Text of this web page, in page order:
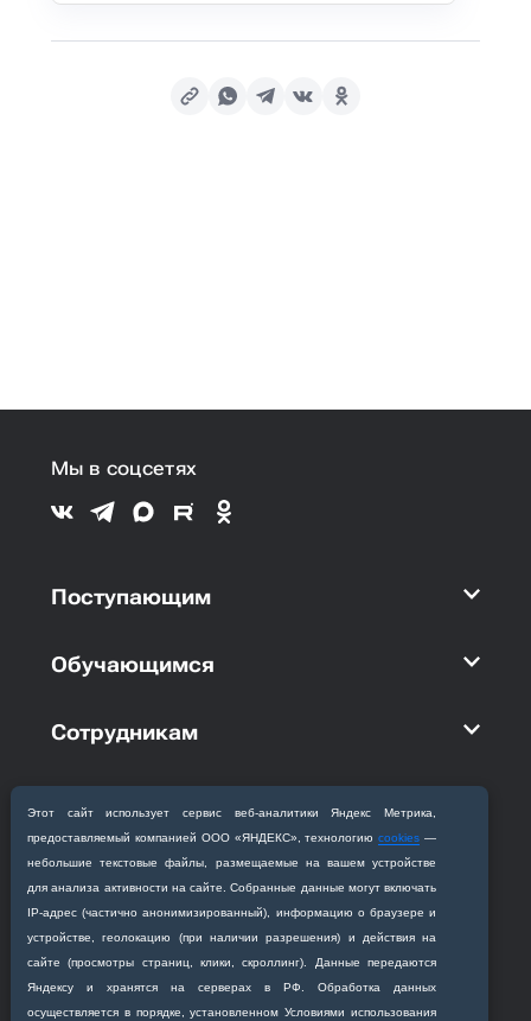
Этот сайт использует сервис веб‑аналитики Яндекс Метрика,
предоставляемый компанией ООО «ЯНДЕКС», технологиюcookies —
небольшие текстовые файлы, размещаемые на вашем устройстве
для анализа активности на сайте. Собранные данные могут включать
IP‑адрес (частично анонимизированный), информацию о браузере и
устройстве, геолокацию (при наличии разрешения) и действия на
сайте (просмотры страниц, клики, скроллинг). Данные передаются
Яндексу и хранятся на серверах в РФ. Обработка данных
осуществляется в порядке, установленном Условиями использования
Мы в соцсетях
Поступающим
Обучающимся
Сотрудникам
Кафедры
Приемная комиссия